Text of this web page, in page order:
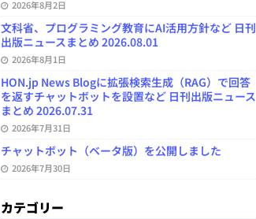
2026年8月2日
文科省、プログラミング教育にAI活用方針など 日刊
出版ニュースまとめ 2026.08.01
2026年8月1日
HON.jp News Blogに拡張検索生成（RAG）で回答
を返すチャットボットを設置など 日刊出版ニュース
まとめ 2026.07.31
2026年7月31日
チャットボット（ベータ版）を公開しました
2026年7月30日
カテゴリー